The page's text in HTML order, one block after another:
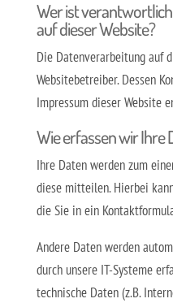
Wer ist
auf dieser Website?
Die Datenverarbeitung auf
Websitebetreiber. Dessen
Impressum dieser Website
Wie erfassen wir Ihre
Ihre Daten werden zum
diese mitteilen. Hierbei
die Sie in ein
Andere Daten werden
durch unsere IT-Systeme
technische Daten (z.B.